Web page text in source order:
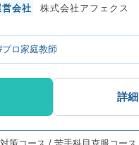
営会社 株式会社アフェクス
プロ家庭教師
詳細